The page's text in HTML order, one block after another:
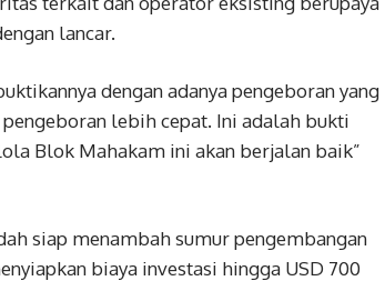
lancar.
dengan adanya pengeboran yang
lebih cepat. Ini adalah bukti
Blok Mahakam ini akan berjalan baik”
siap menambah sumur pengembangan
biaya investasi hingga USD 700